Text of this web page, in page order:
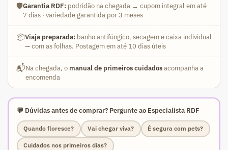
🛡️Garantia RDF: podridão na chegada → cupom integral em até
7 dias · variedade garantida por 3 meses
📦Viaja preparada: banho antifúngico, secagem e caixa individual
— com as folhas. Postagem em até 10 dias úteis
📬Na chegada, o manual de primeiros cuidadosacompanha a
encomenda
💬 Dúvidas antes de comprar? Pergunte ao Especialista RDF
Quando floresce? Vai chegar viva? É segura com pets?
Cuidados nos primeiros dias?